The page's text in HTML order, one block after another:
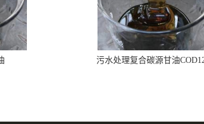
污水处理复合碳源甘油